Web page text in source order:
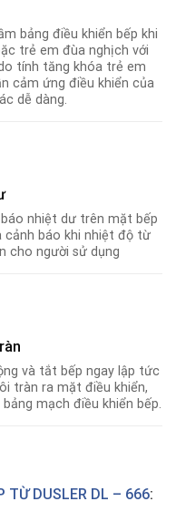
bảng điều khiển bếp khi
trẻ em đùa nghịch với
tính tăng khóa trẻ em
cảm ứng điều khiển của
dễ dàng.
nhiệt dư trên mặt bếp
cảnh báo khi nhiệt độ từ
cho người sử dụng
và tắt bếp ngay lập tức
tràn ra mặt điều khiển,
mạch điều khiển bếp.
TỪ DUSLER DL – 666: